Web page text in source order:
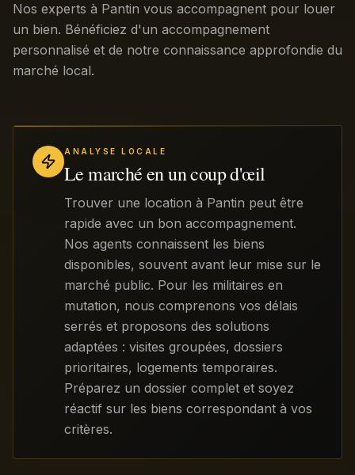
Nos experts à Pantin vous accompagnent pour louer
un bien. Bénéficiez d'un accompagnement
personnalisé et de notre connaissance approfondie du
marché local.
ANALYSE LOCALE
Le marché en un coup d'œil
Trouver une location à Pantin peut être
rapide avec un bon accompagnement.
Nos agents connaissent les biens
disponibles, souvent avant leur mise sur le
marché public. Pour les militaires en
mutation, nous comprenons vos délais
serrés et proposons des solutions
adaptées : visites groupées, dossiers
prioritaires, logements temporaires.
Préparez un dossier complet et soyez
réactif sur les biens correspondant à vos
critères.